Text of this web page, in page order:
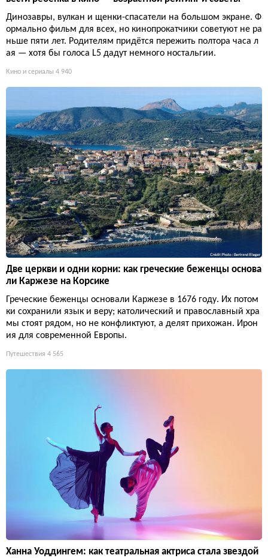
Динозавры, вулкан и щенки-спасатели на большом экране. Ф
ормально фильм для всех, но кинопрокатчики советуют не ра
ньше пяти лет. Родителям придётся пережить полтора часа л
ая — хотя бы голоса L5 дадут немного ностальгии.
Кино и сериалы 4 940
Две церкви и одни корни: как греческие беженцы основа
ли Каржезе на Корсике
Греческие беженцы основали Каржезе в 1676 году. Их потом
ки сохранили язык и веру; католический и православный хра
мы стоят рядом, но не конфликтуют, а делят прихожан. Ирон
ия для современной Европы.
Путешествия 4 565
Ханна Уоддингем: как театральная актриса стала звездой